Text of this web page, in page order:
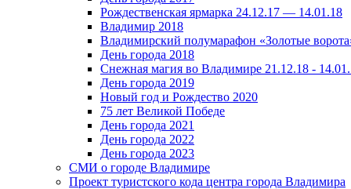
Рождественская ярмарка 24.12.17 — 14.01.18
Владимир 2018
Владимирский полумарафон «Золотые
День города 2018
Снежная магия во Владимире 21.12.18 -
День города 2019
Новый год и Рождество 2020
75 лет Великой Победе
День города 2021
День города 2022
День города 2023
СМИ о городе Владимире
Проект туристского кода центра города Владимира